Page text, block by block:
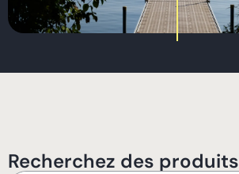
Recherchez des produits